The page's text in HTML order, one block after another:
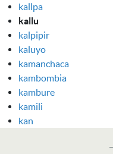
kallpa
kallu
kalpipir
kaluyo
kamanchaca
kambombia
kambure
kamili
kan